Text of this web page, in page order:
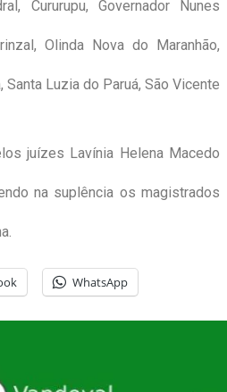
Cururupu, Governador Nunes
Olinda Nova do Maranhão,
Luzia do Paruá, São Vicente
juízes Lavínia Helena Macedo
na suplência os magistrados
WhatsApp